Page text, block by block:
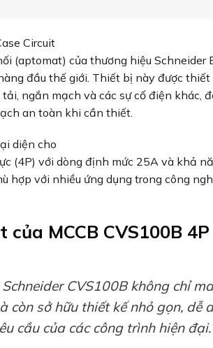
Circuit
(aptomat) của thương hiệu Schneider
đầu thế giới. Thiết bị này được thiết
ngắn mạch và các sự cố điện khác,
an toàn khi cần thiết.
diện cho
(4P) với dòng định mức 25A và khả
hợp với nhiều ứng dụng trong công
MCCB CVS100B
Schneider CVS100B không chỉ
còn sở hữu thiết kế nhỏ gọn, dễ
cầu của các công trình hiện